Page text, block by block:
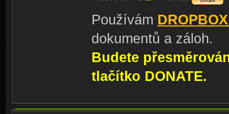
Používám
dokumentů a záloh.
Budete
tlačítko DONATE.